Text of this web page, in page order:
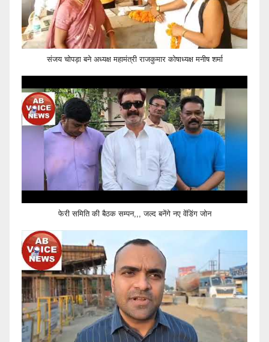
संजय चोपड़ा बने अध्यक्ष महामंत्री राजकुमार कोषाध्यक्ष मनीष शर्मा
फेरी समिति की बैठक सम्पन,,, जल्द बनेंगे नए वेंडिंग जोन